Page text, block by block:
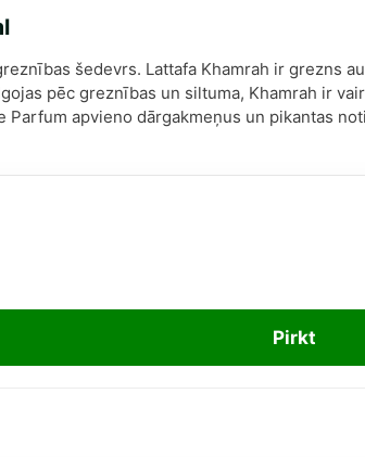
šedevrs. Lattafa Khamrah ir grezns
pēc greznības un siltuma, Khamrah ir
Parfum apvieno dārgakmeņus un pikantas
Pirkt